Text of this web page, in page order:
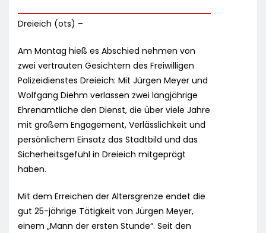
Dreieich (ots) –
Am Montag hieß es Abschied nehmen von
zwei vertrauten Gesichtern des Freiwilligen
Polizeidienstes Dreieich: Mit Jürgen Meyer und
Wolfgang Diehm verlassen zwei langjährige
Ehrenamtliche den Dienst, die über viele Jahre
mit großem Engagement, Verlässlichkeit und
persönlichem Einsatz das Stadtbild und das
Sicherheitsgefühl in Dreieich mitgeprägt
haben.
Mit dem Erreichen der Altersgrenze endet die
gut 25-jährige Tätigkeit von Jürgen Meyer,
einem „Mann der ersten Stunde“. Seit den